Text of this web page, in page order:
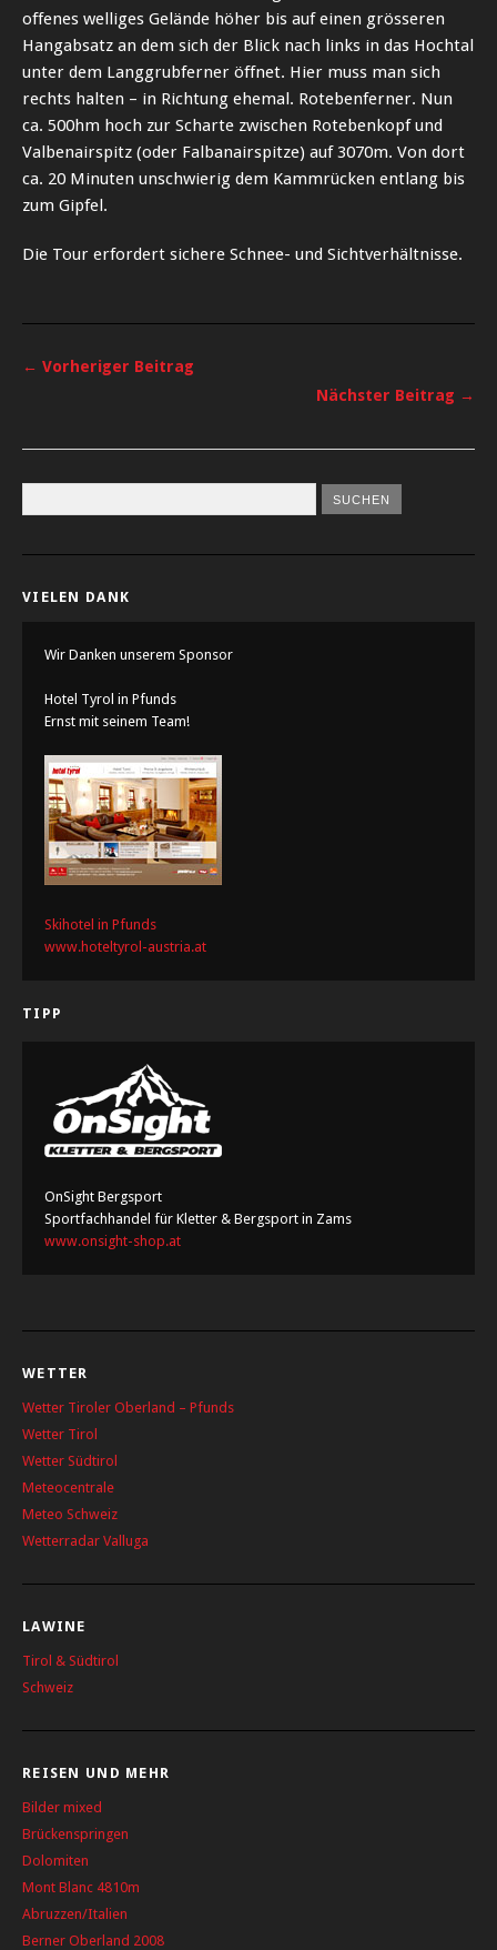
offenes welliges Gelände höher bis auf einen grösseren
Hangabsatz an dem sich der Blick nach links in das Hochtal
unter dem Langgrubferner öffnet. Hier muss man sich
rechts halten – in Richtung ehemal. Rotebenferner. Nun
ca. 500hm hoch zur Scharte zwischen Rotebenkopf und
Valbenairspitz (oder Falbanairspitze) auf 3070m. Von dort
ca. 20 Minuten unschwierig dem Kammrücken entlang bis
zum Gipfel.
Die Tour erfordert sichere Schnee- und Sichtverhältnisse.
← Vorheriger Beitrag
Nächster Beitrag →
VIELEN DANK
Wir Danken unserem Sponsor
Hotel Tyrol in Pfunds
Ernst mit seinem Team!
Skihotel in Pfunds
www.hoteltyrol-austria.at
TIPP
OnSight Bergsport
Sportfachhandel für Kletter & Bergsport in Zams
www.onsight-shop.at
WETTER
Wetter Tiroler Oberland – Pfunds
Wetter Tirol
Wetter Südtirol
Meteocentrale
Meteo Schweiz
Wetterradar Valluga
LAWINE
Tirol & Südtirol
Schweiz
REISEN UND MEHR
Bilder mixed
Brückenspringen
Dolomiten
Mont Blanc 4810m
Abruzzen/Italien
Berner Oberland 2008